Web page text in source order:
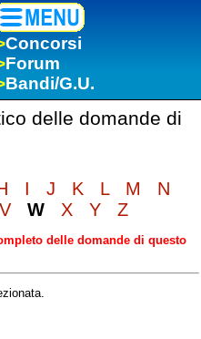
Concorsi
Forum
Bandi/G.U.
delle domande di
I J K L M
N
V W X Y Z
delle domande di questo